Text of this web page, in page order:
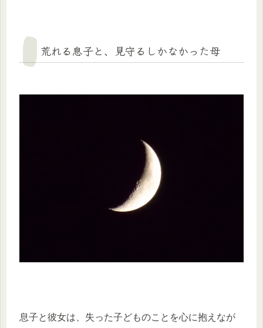
荒れる息子と、見守るしかなかった母
息子と彼女は、失った子どものことを心に抱えなが